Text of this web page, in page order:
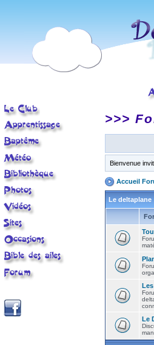
>>>
Bienvenue
Accueil
Le deltaplane
Le